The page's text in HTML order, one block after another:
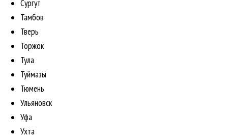
Сургут
Тамбов
Тверь
Торжок
Тула
Туймазы
Тюмень
Ульяновск
Уфа
Ухта